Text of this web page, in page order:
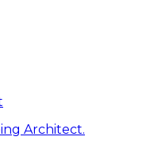
Architect.